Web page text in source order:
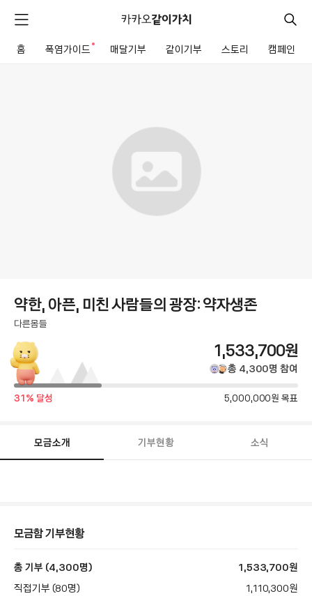
메
펼
카
오
이
검
홈 폭염가이드새로운 알림
매달기부 같이기부 스토리 캠페인
약한, 아픈, 미친 사람들의 광장: 약자생존
다른몸들
총
모
금
1,533,700원
총 4,300명 참여
달
31% 달성
목
5,000,000원 목표
모금소개 기부현황 소식
모
본
문
모금함 기부현황
총 기부 (4,300명) 1,533,700원
직접기부 (80명)
1,110,300원